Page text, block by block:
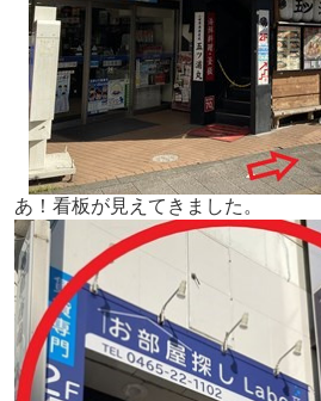
あ！看板が見えてきました。